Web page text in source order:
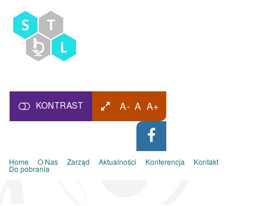
A- A A+
KONTRAST
Home O Nas Zarząd Aktualności Konferencja Kontakt
Do pobrania